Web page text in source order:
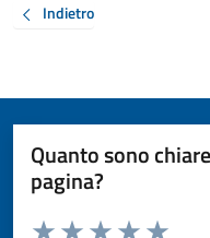
Indietro
Quanto sono
pagina?
Valuta da 1 a 5 stelle la pagina